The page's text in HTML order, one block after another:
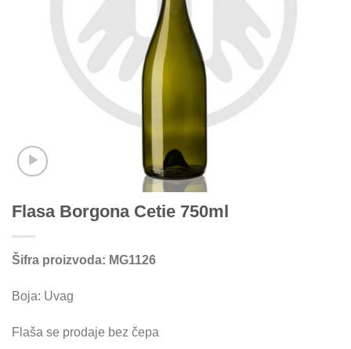
Flasa Borgona Cetie 750ml
Šifra proizvoda: MG1126
Boja: Uvag
Flaša se prodaje bez čepa